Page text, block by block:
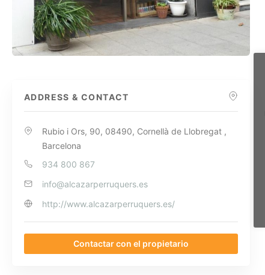
ADDRESS & CONTACT
Rubio i Ors, 90, 08490, Cornellà de Llobregat ,
Barcelona
934 800 867
info@alcazarperruquers.es
http://www.alcazarperruquers.es/
Contactar con el propietario